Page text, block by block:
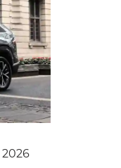
2026